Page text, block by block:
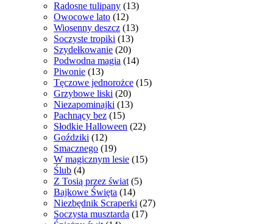
Radosne tulipany (13)
Owocowe lato (12)
Wiosenny deszcz (13)
Soczyste tropiki (13)
Szydełkowanie (20)
Podwodna magia (14)
Piwonie (13)
Tęczowe jednorożce (15)
Grzybowe liski (20)
Niezapominajki (13)
Pachnący bez (15)
Słodkie Halloween (22)
Goździki (12)
Smacznego (19)
W magicznym lesie (15)
Ślub (4)
Z Tosią przez świat (5)
Bajkowe Święta (14)
Niezbędnik Scraperki (27)
Soczysta musztarda (17)